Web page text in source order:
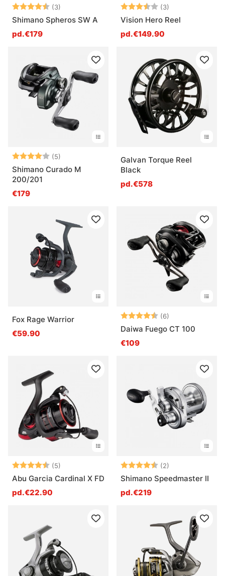
Note: (3)
Shimano Spheros SW A
pd.€179
Note: (3)
Vision Hero Reel
pd.€149.90
Note: (5)
Shimano Curado M
200/201
€179
Galvan Torque Reel
Black
pd.€578
Fox Rage Warrior
€59.90
Note: (6)
Daiwa Fuego CT 100
€109
Note: (5)
Abu Garcia Cardinal X FD
pd.€22.90
Note: (2)
Shimano Speedmaster II
pd.€219